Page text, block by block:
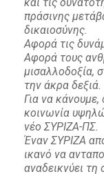
πράσινης
δικαιοσύνης.
Αφορά τις
Αφορά τους
μισαλλοδοξία,
την άκρα δεξιά.
Για να
κοινωνία
νέο ΣΥΡΙΖΑ-ΠΣ.
Έναν ΣΥΡΙΖΑ
ικανό να
αναδεικνύει